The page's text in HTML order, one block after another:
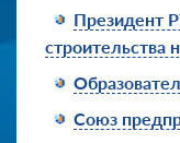
Президент
строительства
Союз